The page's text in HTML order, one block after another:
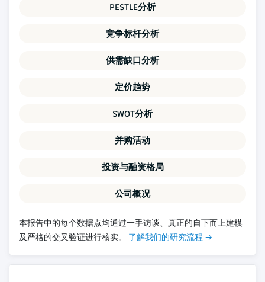
PESTLE分析
竞争标杆分析
供需缺口分析
定价趋势
SWOT分析
并购活动
投资与融资格局
公司概况
本报告中的每个数据点均通过一手访谈、真正的自下而上建模
及严格的交叉验证进行核实。 了解我们的研究流程 →